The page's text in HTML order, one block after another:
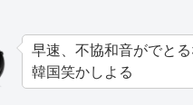
早速、不協和音がでとる
韓国笑かしよる